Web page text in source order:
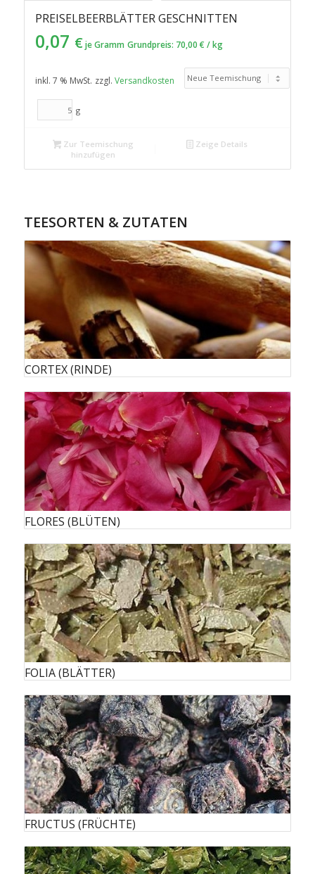
PREISELBEERBLÄTTER GESCHNITTEN
0,07 € je Gramm Grundpreis: 70,00 € /kg
inkl. 7 % MwSt. zzgl. Versandkosten
g
Zur Teemischung
hinzufügen
Zeige Details
TEESORTEN & ZUTATEN
CORTEX (RINDE)
FLORES (BLÜTEN)
FOLIA (BLÄTTER)
FRUCTUS (FRÜCHTE)